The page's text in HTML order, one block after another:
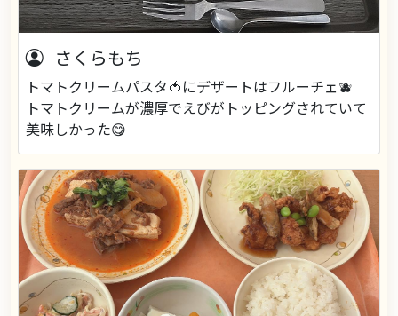
さくらもち
トマトクリームパスタ🍅にデザートはフルーチェ🫐
トマトクリームが濃厚でえびがトッピングされていて
美味しかった😋